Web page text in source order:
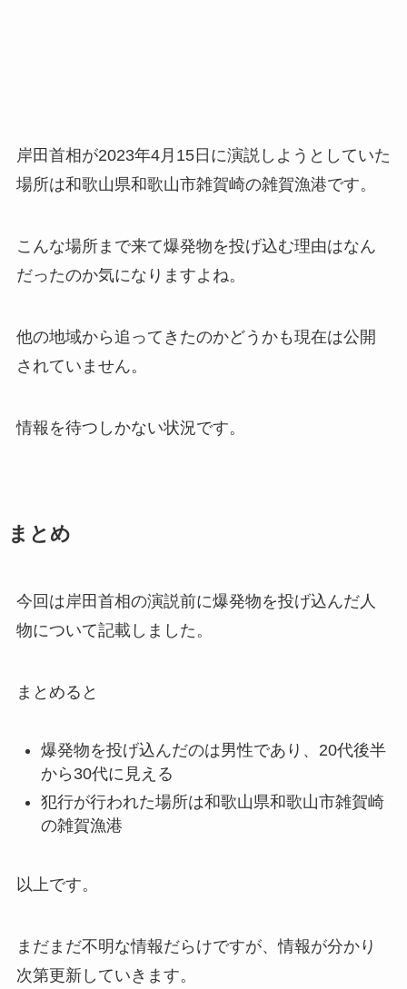
岸田首相が2023年4月15日に演説しようとしていた
場所は和歌山県和歌山市雑賀崎の雑賀漁港です。
こんな場所まで来て爆発物を投げ込む理由はなん
だったのか気になりますよね。
他の地域から追ってきたのかどうかも現在は公開
されていません。
情報を待つしかない状況です。
まとめ
今回は岸田首相の演説前に爆発物を投げ込んだ人
物について記載しました。
まとめると
爆発物を投げ込んだのは男性であり、20代後半
から30代に見える
犯行が行われた場所は和歌山県和歌山市雑賀崎
の雑賀漁港
以上です。
まだまだ不明な情報だらけですが、情報が分かり
次第更新していきます。